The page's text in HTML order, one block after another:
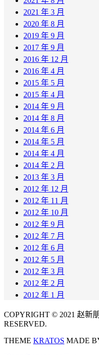
2021 年 3 月
2020 年 8 月
2019 年 9 月
2017 年 9 月
2016 年 12 月
2016 年 4 月
2015 年 5 月
2015 年 4 月
2014 年 9 月
2014 年 8 月
2014 年 6 月
2014 年 5 月
2014 年 4 月
2014 年 2 月
2013 年 3 月
2012 年 12 月
2012 年 11 月
2012 年 10 月
2012 年 9 月
2012 年 7 月
2012 年 6 月
2012 年 5 月
2012 年 3 月
2012 年 2 月
2012 年 1 月
COPYRIGHT © 2021 赵新
RESERVED.
THEME KRATOS MADE